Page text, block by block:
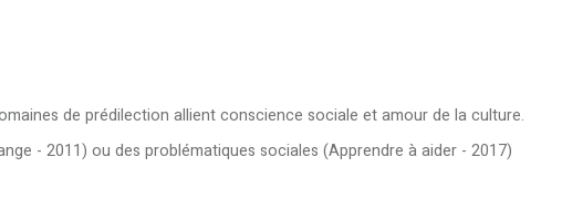
de prédilection allient conscience sociale et amour de la culture.
- 2011) ou des problématiques sociales (Apprendre à aider - 2017)